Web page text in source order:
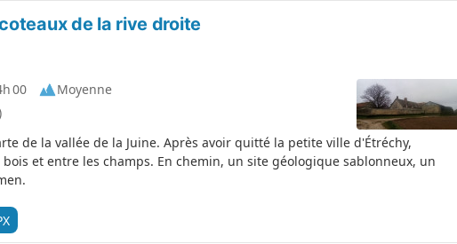
de la rive droite
00
Moyenne
de la vallée de la Juine. Après avoir quitté la petite ville d'Étréchy,
et entre les champs. En chemin, un site géologique sablonneux, un